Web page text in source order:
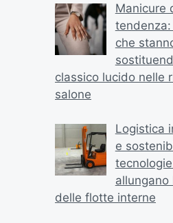
Manicure
che
classico lucido nelle
salone
Logistica
e
allungano
delle flotte interne